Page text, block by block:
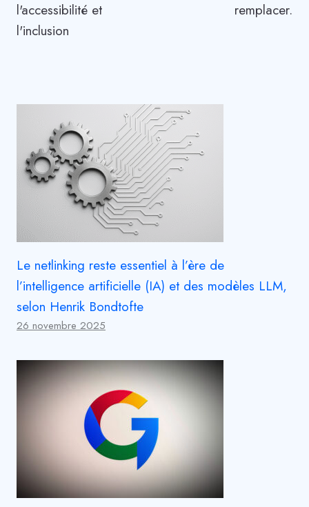
l'accessibilité et
l'inclusion
remplacer.
Le netlinking reste essentiel à l’ère de
l’intelligence artificielle (IA) et des modèles LLM,
selon Henrik Bondtofte
26 novembre 2025